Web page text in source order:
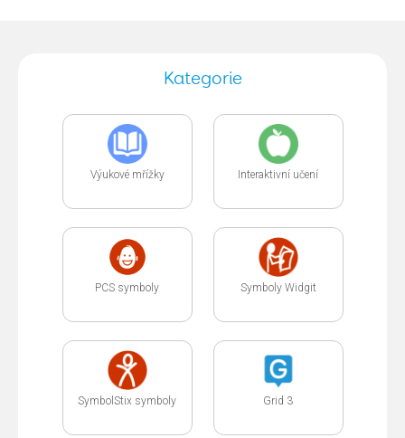
Kategorie
Výukové mřížky Interaktivní učení
PCS symboly Symboly Widgit
SymbolStix symboly Grid 3